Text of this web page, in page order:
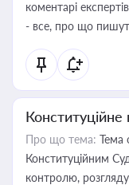
коментарі
- все, про що
Про що тема: Тема
Конституційним
контролю,